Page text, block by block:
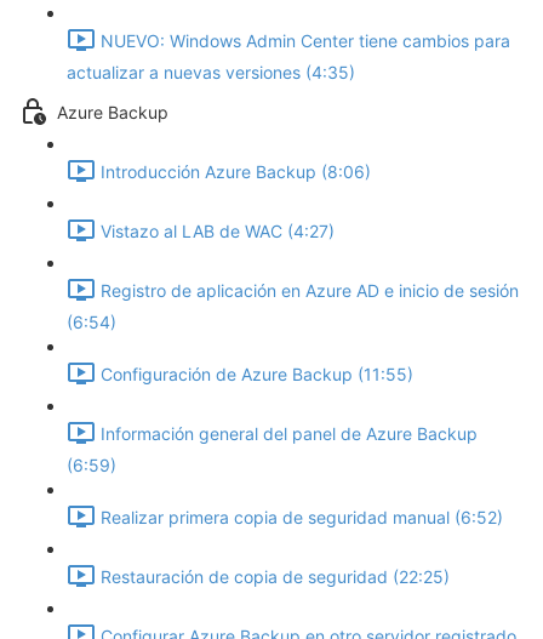
NUEVO: Windows Admin Center tiene cambios para
actualizar a nuevas versiones (4:35)
Azure Backup
Introducción Azure Backup (8:06)
Vistazo al LAB de WAC (4:27)
Registro de aplicación en Azure AD e inicio de sesión
(6:54)
Configuración de Azure Backup (11:55)
Información general del panel de Azure Backup
(6:59)
Realizar primera copia de seguridad manual (6:52)
Restauración de copia de seguridad (22:25)